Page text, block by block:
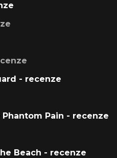
- recenze
Pain - recenze
Beach - recenze